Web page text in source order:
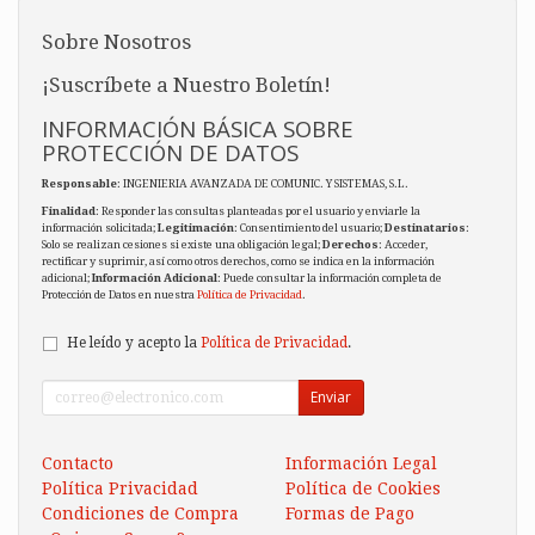
Sobre Nosotros
¡Suscríbete a Nuestro Boletín!
INFORMACIÓN BÁSICA SOBRE
PROTECCIÓN DE DATOS
Responsable: INGENIERIA AVANZADA DE COMUNIC. Y SISTEMAS, S.L.
Finalidad: Responder las consultas planteadas por el usuario y enviarle la
información solicitada;Legitimación: Consentimiento del usuario;Destinatarios:
Solo se realizan cesiones si existe una obligación legal;Derechos: Acceder,
rectificar y suprimir, así como otros derechos, como se indica en la información
adicional;Información Adicional: Puede consultar la información completa de
Protección de Datos en nuestra Política de Privacidad.
He leído y acepto la Política de Privacidad .
Enviar
Contacto
Información Legal
Política Privacidad
Política de Cookies
Condiciones de Compra
Formas de Pago